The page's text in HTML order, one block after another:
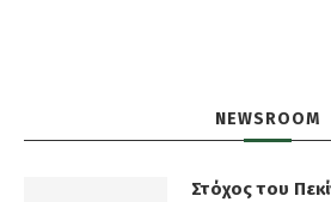
NEWSROOM
Στόχος του